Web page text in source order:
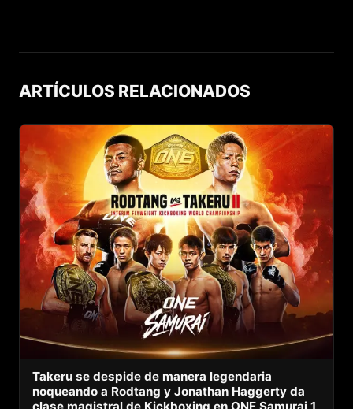
ARTÍCULOS RELACIONADOS
Takeru se despide de manera legendaria
noqueando a Rodtang y Jonathan Haggerty da